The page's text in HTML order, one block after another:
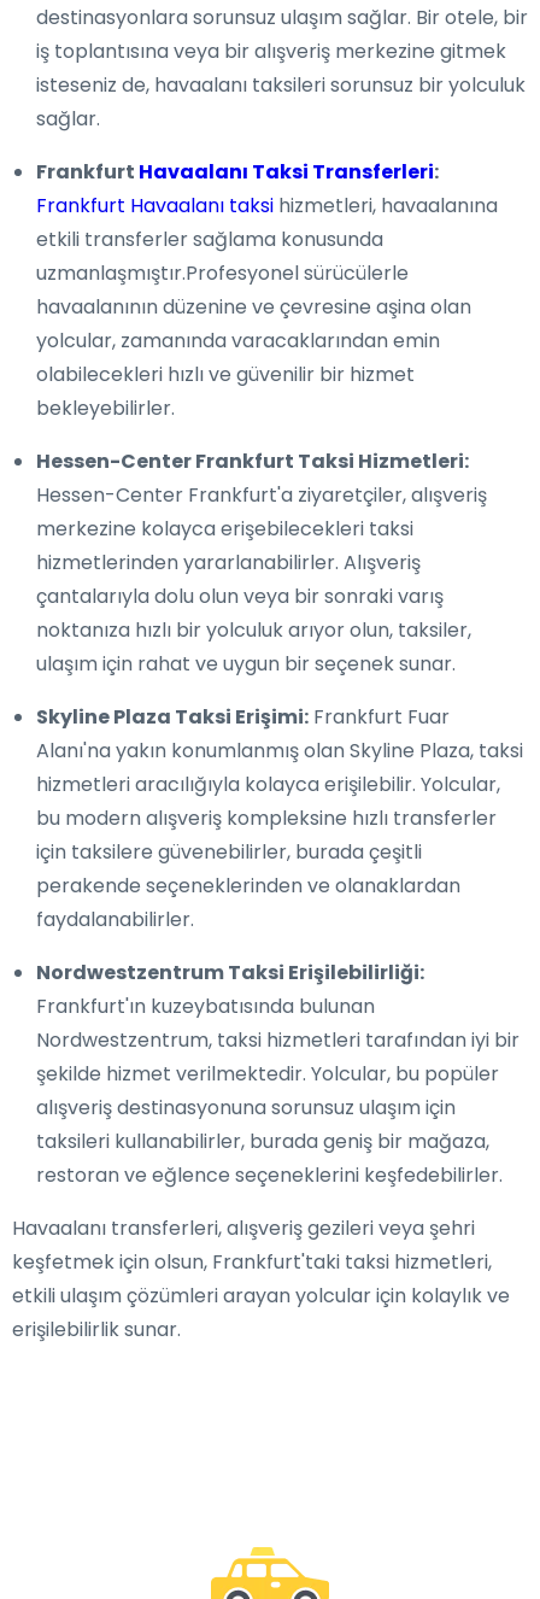
destinasyonlara sorunsuz ulaşım sağlar. Bir otele, bir
iş toplantısına veya bir alışveriş merkezine gitmek
isteseniz de, havaalanı taksileri sorunsuz bir yolculuk
sağlar.
Frankfurt Havaalanı Taksi Transferleri:
Frankfurt Havaalanı taksi hizmetleri, havaalanına
etkili transferler sağlama konusunda
uzmanlaşmıştır.Profesyonel sürücülerle
havaalanının düzenine ve çevresine aşina olan
yolcular, zamanında varacaklarından emin
olabilecekleri hızlı ve güvenilir bir hizmet
bekleyebilirler.
Hessen-Center Frankfurt Taksi Hizmetleri:
Hessen-Center Frankfurt'a ziyaretçiler, alışveriş
merkezine kolayca erişebilecekleri taksi
hizmetlerinden yararlanabilirler. Alışveriş
çantalarıyla dolu olun veya bir sonraki varış
noktanıza hızlı bir yolculuk arıyor olun, taksiler,
ulaşım için rahat ve uygun bir seçenek sunar.
Skyline Plaza Taksi Erişimi: Frankfurt Fuar
Alanı'na yakın konumlanmış olan Skyline Plaza, taksi
hizmetleri aracılığıyla kolayca erişilebilir. Yolcular,
bu modern alışveriş kompleksine hızlı transferler
için taksilere güvenebilirler, burada çeşitli
perakende seçeneklerinden ve olanaklardan
faydalanabilirler.
Nordwestzentrum Taksi Erişilebilirliği:
Frankfurt'ın kuzeybatısında bulunan
Nordwestzentrum, taksi hizmetleri tarafından iyi bir
şekilde hizmet verilmektedir. Yolcular, bu popüler
alışveriş destinasyonuna sorunsuz ulaşım için
taksileri kullanabilirler, burada geniş bir mağaza,
restoran ve eğlence seçeneklerini keşfedebilirler.
Havaalanı transferleri, alışveriş gezileri veya şehri
keşfetmek için olsun, Frankfurt'taki taksi hizmetleri,
etkili ulaşım çözümleri arayan yolcular için kolaylık ve
erişilebilirlik sunar.